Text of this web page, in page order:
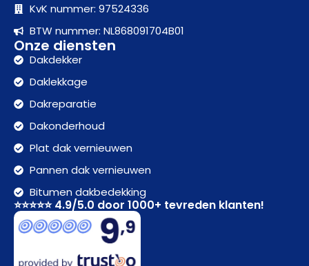
KvK nummer: 97524336
BTW nummer: NL868091704B01
Onze diensten
Dakdekker
Daklekkage
Dakreparatie
Dakonderhoud
Plat dak vernieuwen
Pannen dak vernieuwen
Bitumen dakbedekking
⭐⭐⭐⭐⭐ 4.9/5.0 door 1000+ tevreden klanten!